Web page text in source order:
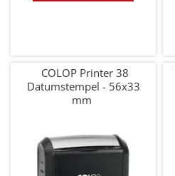
COLOP Printer 38
Datumstempel - 56x33
mm